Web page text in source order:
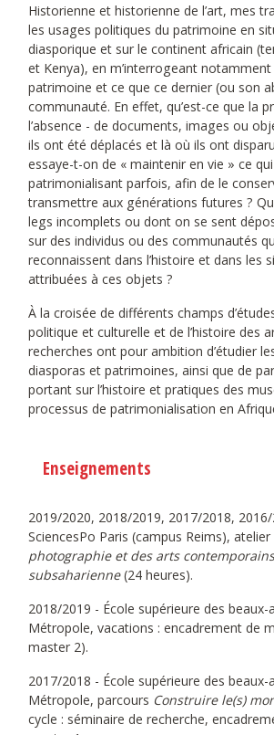
Historienne et historienne de l’art, mes
les usages politiques du patrimoine en
diasporique et sur le continent africain
et Kenya), en m’interrogeant
patrimoine et ce que ce dernier (ou son
communauté. En effet, qu’est-ce que la
l’absence - de documents, images ou
ils ont été déplacés et là où ils ont
essaye-t-on de « maintenir en vie » ce
patrimonialisant parfois, afin de le
transmettre aux générations futures ?
legs incomplets ou dont on se sent
sur des individus ou des communautés
reconnaissent dans l’histoire et dans les
attribuées à ces objets ?
À la croisée de différents champs
politique et culturelle et de l’histoire des
recherches ont pour ambition d’étudier
diasporas et patrimoines, ainsi que de
portant sur l’histoire et pratiques des
processus de patrimonialisation en
Enseignements
2019/2020, 2018/2019, 2017/2018,
SciencesPo Paris (campus Reims), atelier
photographie et des arts
subsaharienne(24 heures).
2018/2019 - École supérieure des
Métropole, vacations : encadrement de
master 2).
2017/2018 - École supérieure des
Métropole, parcours Construire le(s)
cycle : séminaire de recherche,